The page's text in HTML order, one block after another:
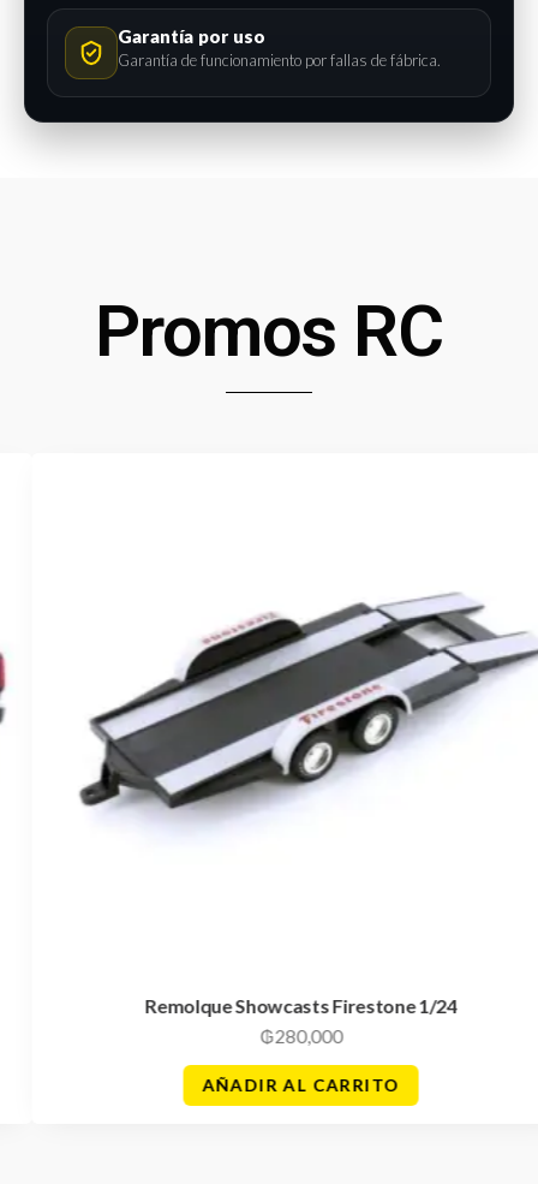
Garantía por uso
Garantía de funcionamiento por fallas de fábrica.
Promos RC
Remolque Showcasts Firestone 1/24
280,000
AÑADIR AL CARRITO